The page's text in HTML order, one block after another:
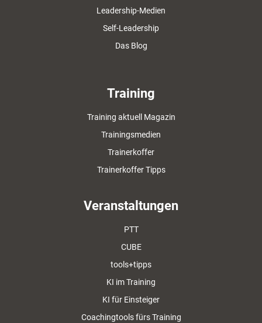
Leadership-Medien
Self-Leadership
Das Blog
Training
Training aktuell Magazin
Trainingsmedien
Trainerkoffer
Trainerkoffer Tipps
Veranstaltungen
PTT
CUBE
tools+tipps
KI im Training
KI für Einsteiger
Coachingtools fürs Training